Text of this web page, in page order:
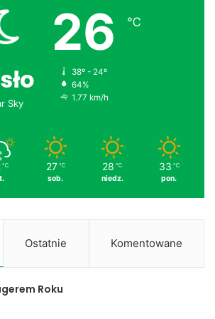
Sky
26 ℃
38º - 24º
64%
1.77 km/h
℃ 27 ℃
sob.
28 ℃
niedz.
33 ℃
pon.
Ostatnie Komentowane
Roku